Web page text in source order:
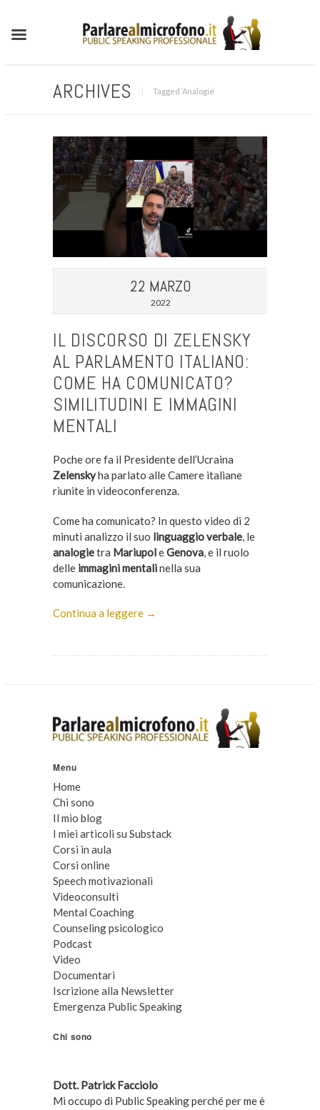
ARCHIVES Tagged ‘Analogie‘
22 MARZO
2022
IL DISCORSO DI ZELENSKY
AL PARLAMENTO ITALIANO:
COME HA COMUNICATO?
SIMILITUDINI E IMMAGINI
MENTALI
Poche ore fa il Presidente dell’Ucraina
Zelenskyha parlato alle Camere italiane
riunite in videoconferenza.
Come ha comunicato? In questo video di 2
minuti analizzo il suo linguaggio verbale, le
analogietra MariupoleGenova, e il ruolo
delle immagini mentalinella sua
comunicazione.
Continua a leggere →
Menu
Home
Chi sono
Il mio blog
I miei articoli su Substack
Corsi in aula
Corsi online
Speech motivazionali
Videoconsulti
Mental Coaching
Counseling psicologico
Podcast
Video
Documentari
Iscrizione alla Newsletter
Emergenza Public Speaking
Chi sono
Dott. Patrick Facciolo
Mi occupo di Public Speaking perché per me è